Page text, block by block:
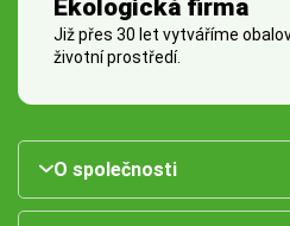
Ekologická firma
Již přes 30 let vytváříme
životní prostředí.
O společnosti